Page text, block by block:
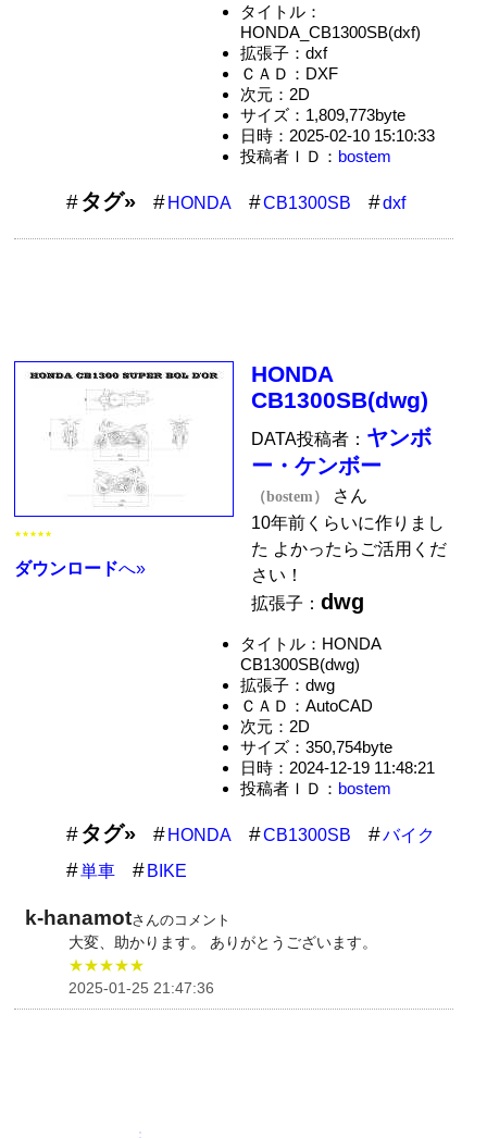
タイトル：
HONDA_CB1300SB(dxf)
拡張子：dxf
ＣＡＤ：DXF
次元：2D
サイズ：1,809,773byte
日時：2025-02-10 15:10:33
投稿者ＩＤ： bostem
タグ» HONDA CB1300SB dxf
★★★★★
ダウンロードへ»
HONDA
CB1300SB(dwg)
DATA投稿者： ヤンボ
ー・ケンボー
（bostem）
さん
10年前くらいに作りまし
た よかったらご活用くだ
さい！
拡張子：dwg
タイトル：HONDA
CB1300SB(dwg)
拡張子：dwg
ＣＡＤ：AutoCAD
次元：2D
サイズ：350,754byte
日時：2024-12-19 11:48:21
投稿者ＩＤ： bostem
タグ» HONDA CB1300SB
バイク
単車
BIKE
k-hanamotさんのコメント
大変、助かります。 ありがとうございます。
★★★★★
2025-01-25 21:47:36